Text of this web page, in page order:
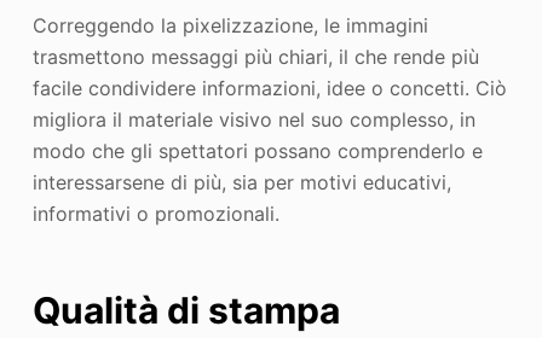
Correggendo la pixelizzazione, le immagini
trasmettono messaggi più chiari, il che rende più
facile condividere informazioni, idee o concetti. Ciò
migliora il materiale visivo nel suo complesso, in
modo che gli spettatori possano comprenderlo e
interessarsene di più, sia per motivi educativi,
informativi o promozionali.
Qualità di stampa